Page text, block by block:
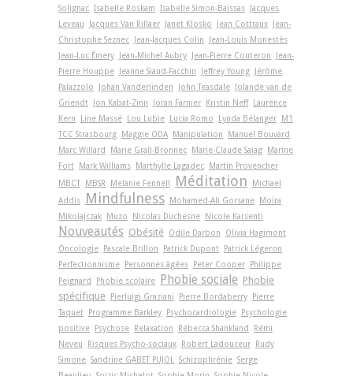
Solignac Isabelle Roskam Isabelle Simon-Baïssas
Jacques
Leveau
Jacques Van Rillaer Janet Klosko Jean Cottraux
Jean-
Christophe Seznec
Jean-Jacques Colin
Jean-Louis Monestès
Jean-Luc Émery
Jean-Michel Aubry Jean-Pierre Couteron
Jean-
Pierre Houppe
Jeanne Siaud-Facchin Jeffrey Young
Jérôme
Palazzolo
Johan Vanderlinden John Teasdale
Jolande van de
Griendt
Jon Kabat-Zinn Joran Farnier Kristin Neff
Laurence
Kern
Line Massé Lou Lubie Lucia Romo Lynda Bélanger
M1
TCC Strasbourg
Maggie ODA Manipulation
Manuel Bouvard
Marc Willard
Marie Grall-Bronnec Marie-Claude Saiag
Marine
Fort
Mark Williams Marthylle Lagadec
Martin Provencher
MBCT
MBSR Melanie Fennell Méditation
Michael
Addis
Mindfulness Mohamed-Ali Gorsane
Moïra
Mikolajczak
Muzo Nicolas Duchesne Nicole Karsenti
Nouveautés Obésité Odile Darbon
Olivia Hagimont
Oncologie
Pascale Brillon Patrick Dupont
Patrick Légeron
Perfectionnisme
Personnes âgées Peter Cooper
Philippe
Peignard
Phobie scolaire Phobie sociale Phobie
spécifique
Pierluigi Graziani Pierre Bordaberry
Pierre
Taquet
Programme Barkley Psychocardiologie
Psychologie
positive
Psychose Relaxation Rébecca Shankland
Rémi
Neveu
Risques Psycho-sociaux Robert Ladouceur
Rudy
Simone Sandrine GABET PUJOL Schizophrénie Serge